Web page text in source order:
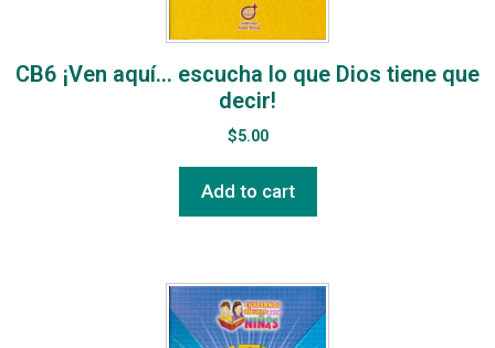
CB6 ¡Ven aquí… escucha lo que Dios tiene que
decir!
$5.00
Add to cart